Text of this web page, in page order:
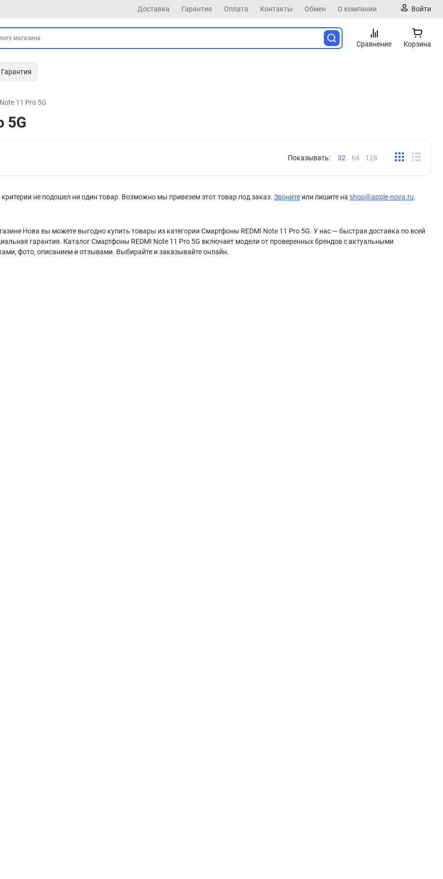
Доставка Гарантия Оплата Контакты Обмен О компании Войти
Сравнение Корзина
Гарантия
Note 11 Pro 5G
5G
Показывать: 32 64 128
не подошел ни один товар. Возможно мы привезем этот товар под заказ. Звоните или пишите на shop@apple-nova.ru.
Нова вы можете выгодно купить товары из категории Смартфоны REDMI Note 11 Pro 5G. У нас — быстрая доставка по всей
гарантия. Каталог Смартфоны REDMI Note 11 Pro 5G включает модели от проверенных брендов с актуальными
фото, описанием и отзывами. Выбирайте и заказывайте онлайн.